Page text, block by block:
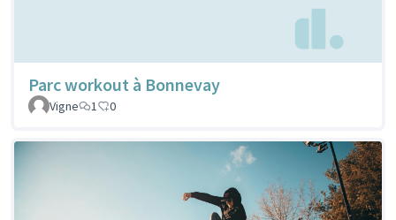
Parc workout à Bonnevay
Vigne 1 0